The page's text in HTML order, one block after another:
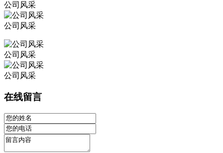
公司风采
公司风采
公司风采
公司风采
在线留言